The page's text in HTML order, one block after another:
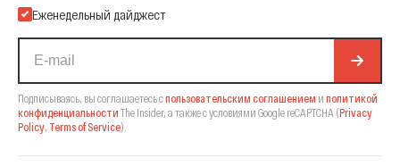
Еженедельный дайджест
Подписываясь, вы соглашаетесь спользовательским соглашением и политикой
конфиденциальности The Insider, а также с условиями Google reCAPTCHA (Privacy
Policy, Terms of Service).